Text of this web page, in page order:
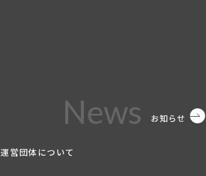
News お知らせ
運営団体について